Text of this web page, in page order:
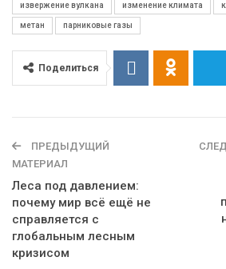
извержение вулкана изменение климата
метан парниковые газы
Поделиться
ПРЕДЫДУЩИЙ
МАТЕРИАЛ
Леса под давлением:
почему мир всё ещё не
справляется с
глобальным лесным
кризисом